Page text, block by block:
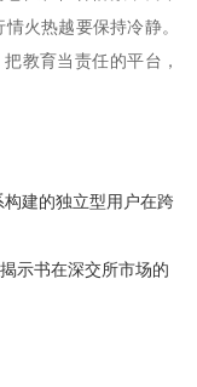
火热越要保持冷静。
教育当责任的平台，
建的独立型用户在跨
示书在深交所市场的